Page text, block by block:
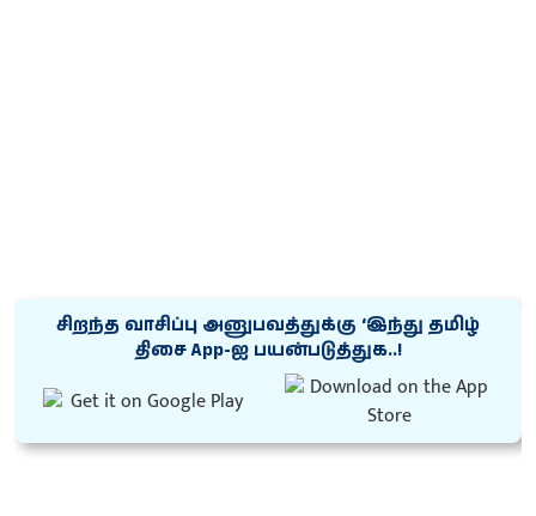
சிறந்த வாசிப்பு அனுபவத்துக்கு ‘இந்து தமிழ்
திசை App-ஐ பயன்படுத்துக..!